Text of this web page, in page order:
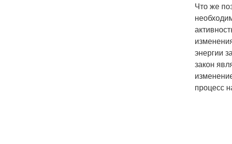
Что же
энергии
закон
процесс